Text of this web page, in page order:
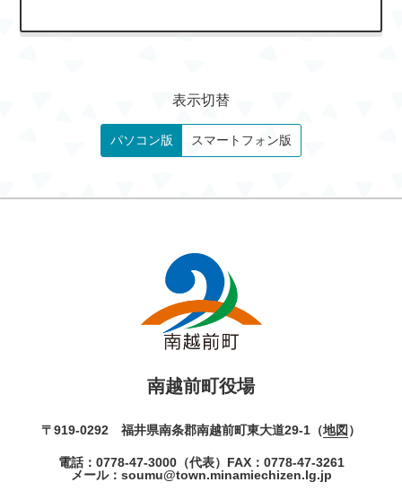
表示切替
パソコン版 スマートフォン版
南越前町役場
〒919-0292 福井県南条郡南越前町東大道29-1（地図 ）
電話： 0778-47-3000（代表） FAX：0778-47-3261
メール： soumu@town.minamiechizen.lg.jp